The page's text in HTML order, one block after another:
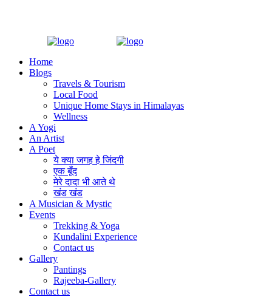
Home
Blogs
Travels & Tourism
Local Food
Unique Home Stays in Himalayas
Wellness
A Yogi
An Artist
A Poet
ये क्या जगह हे जिंदगी
एक बूँद
मेरे दादा भी आते थे
खंड खंड
A Musician & Mystic
Events
Trekking & Yoga
Kundalini Experience
Contact us
Gallery
Pantings
Rajeeba-Gallery
Contact us